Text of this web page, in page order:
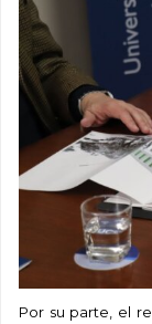
Por su parte, el